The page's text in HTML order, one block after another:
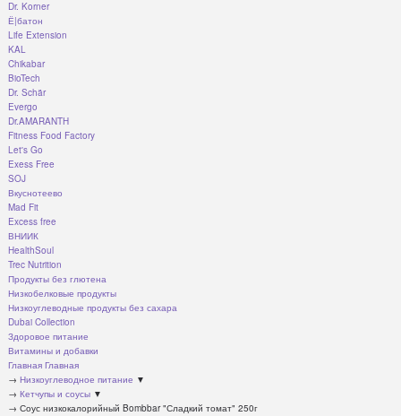
Dr. Korner
Ё|батон
Life Extension
KAL
Chikabar
BioTech
Dr. Schär
Evergo
Dr.AMARANTH
Fitness Food Factory
Let's Go
Exess Free
SOJ
Вкуснотеево
Mad Fit
Excess free
ВНИИК
HealthSoul
Trec Nutrition
Продукты без глютена
Низкобелковые продукты
Низкоуглеводные продукты без сахара
Dubai Collection
Здоровое питание
Витамины и добавки
Главная Главная
→ Низкоуглеводное питание ▼
→ Кетчупы и соусы ▼
→ Соус низкокалорийный Bombbar "Сладкий томат" 250г